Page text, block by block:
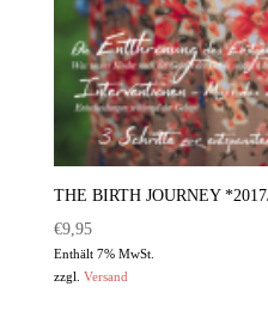
THE BIRTH JOURNEY
€9,95
Enthält 7% MwSt.
zzgl. Versand